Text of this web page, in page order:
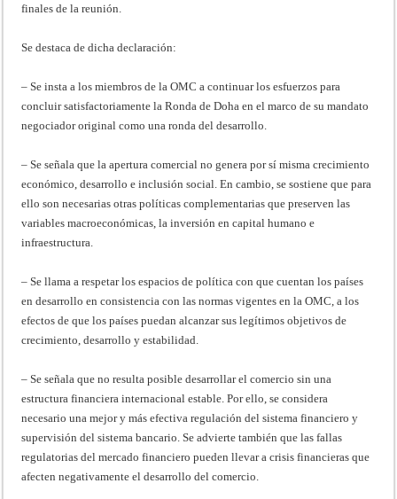
finales de la reunión.
Se destaca de dicha declaración:
– Se insta a los miembros de la OMC a continuar los esfuerzos para
concluir satisfactoriamente la Ronda de Doha en el marco de su mandato
negociador original como una ronda del desarrollo.
– Se señala que la apertura comercial no genera por sí misma crecimiento
económico, desarrollo e inclusión social. En cambio, se sostiene que para
ello son necesarias otras políticas complementarias que preserven las
variables macroeconómicas, la inversión en capital humano e
infraestructura.
– Se llama a respetar los espacios de política con que cuentan los países
en desarrollo en consistencia con las normas vigentes en la OMC, a los
efectos de que los países puedan alcanzar sus legítimos objetivos de
crecimiento, desarrollo y estabilidad.
– Se señala que no resulta posible desarrollar el comercio sin una
estructura financiera internacional estable. Por ello, se considera
necesario una mejor y más efectiva regulación del sistema financiero y
supervisión del sistema bancario. Se advierte también que las fallas
regulatorias del mercado financiero pueden llevar a crisis financieras que
afecten negativamente el desarrollo del comercio.